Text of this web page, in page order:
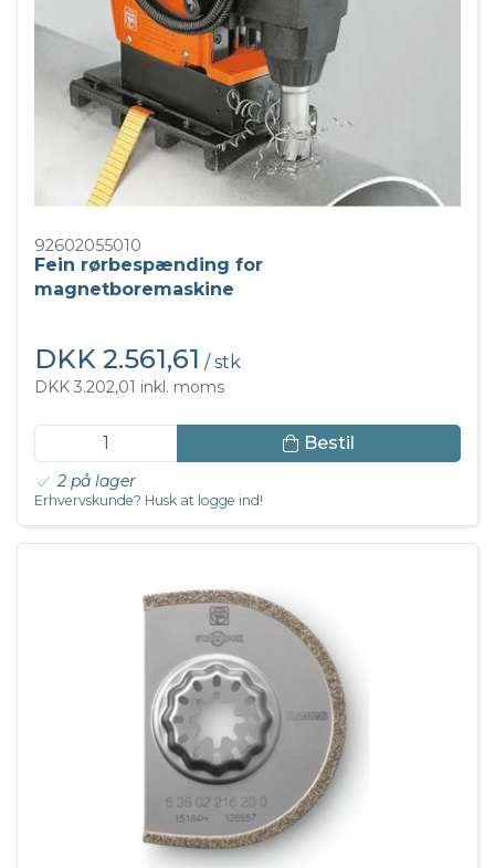
92602055010
Fein rørbespænding for
magnetboremaskine
DKK 2.561,61 / stk
DKK 3.202,01 inkl. moms
Bestil
2 på lager
Erhvervskunde? Husk at logge ind!